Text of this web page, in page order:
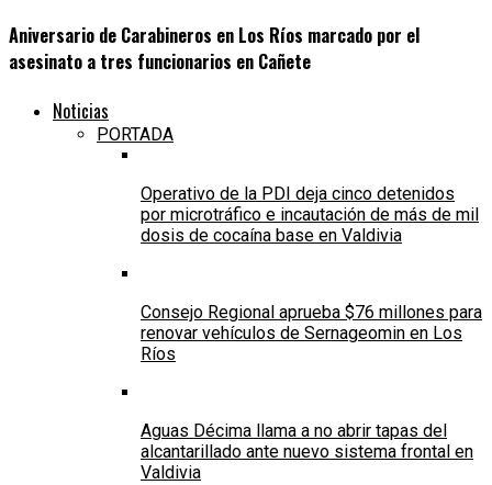
Aniversario de Carabineros en Los Ríos marcado por el
asesinato a tres funcionarios en Cañete
Noticias
PORTADA
Operativo de la PDI deja cinco detenidos
por microtráfico e incautación de más de mil
dosis de cocaína base en Valdivia
Consejo Regional aprueba $76 millones para
renovar vehículos de Sernageomin en Los
Ríos
Aguas Décima llama a no abrir tapas del
alcantarillado ante nuevo sistema frontal en
Valdivia